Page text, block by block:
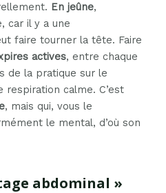
En jeûne,
car il y a une
faire tourner la tête. Faire
actives, entre chaque
de la pratique sur le
calme. C’est
, mais qui, vous le
le mental, d’où son
abdominal »